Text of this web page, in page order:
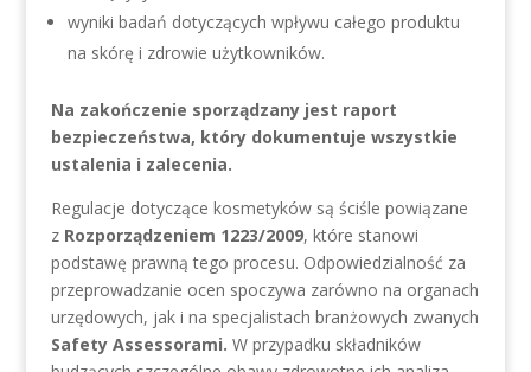
wyniki badań dotyczących wpływu całego produktu
na skórę i zdrowie użytkowników.
Na zakończenie sporządzany jest raport
bezpieczeństwa, który dokumentuje wszystkie
ustalenia i zalecenia.
Regulacje dotyczące kosmetyków są ściśle powiązane
z Rozporządzeniem 1223/2009, które stanowi
podstawę prawną tego procesu. Odpowiedzialność za
przeprowadzanie ocen spoczywa zarówno na organach
urzędowych, jak i na specjalistach branżowych zwanych
Safety Assessorami. W przypadku składników